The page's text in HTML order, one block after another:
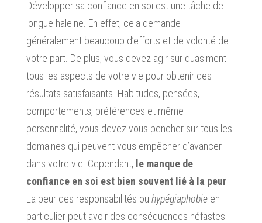
Développer sa confiance en soi est une tâche de
longue haleine. En effet, cela demande
généralement beaucoup d’efforts et de volonté de
votre part. De plus, vous devez agir sur quasiment
tous les aspects de votre vie pour obtenir des
résultats satisfaisants. Habitudes, pensées,
comportements, préférences et même
personnalité, vous devez vous pencher sur tous les
domaines qui peuvent vous empêcher d’avancer
dans votre vie. Cependant, le manque de
confiance en soi est bien souvent lié à la peur.
La peur des responsabilités ou hypégiaphobieen
particulier peut avoir des conséquences néfastes